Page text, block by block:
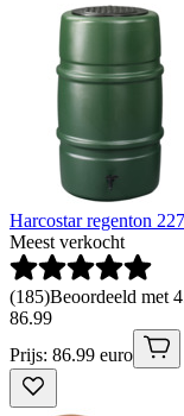
Harcostar regenton
Meest verkocht
(185)Beoordeeld met
86.99
Prijs: 86.99 euro